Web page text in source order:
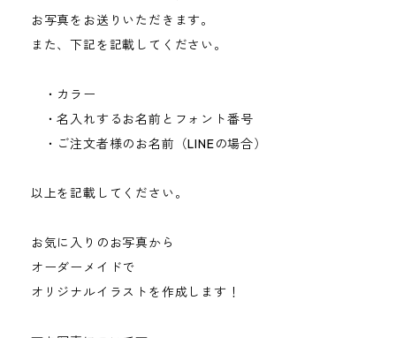
お写真をお送りいただきます。
また、下記を記載してください。
・カラー
・名入れするお名前とフォント番号
・ご注文者様のお名前（LINEの場合）
以上を記載してください。
お気に入りのお写真から
オーダーメイドで
オリジナルイラストを作成します！